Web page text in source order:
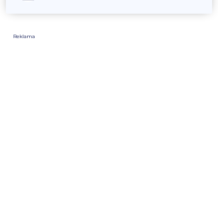
Reklama